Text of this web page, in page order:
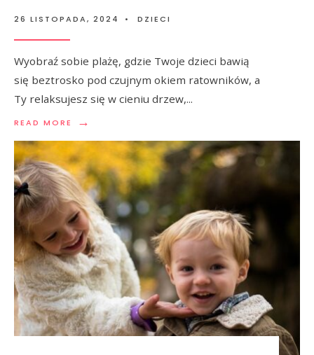
26 LISTOPADA, 2024 • DZIECI
Wyobraź sobie plażę, gdzie Twoje dzieci bawią
się beztrosko pod czujnym okiem ratowników, a
Ty relaksujesz się w cieniu drzew,...
READ MORE →